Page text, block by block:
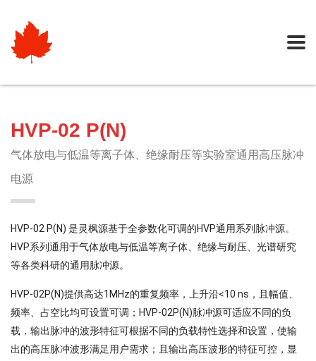
HVP-02 P(N)
气体放电与低温等离子体、绝缘耐压等实验室通用高压脉冲
电源
HVP-02 P(N) 是灵枫源基于全参数化可调的HVP通用系列脉冲源。
HVP系列通用于气体放电与低温等离子体、绝缘与耐压、光谱研究
等各类科研的通用脉冲源。
HVP-02P(N)提供高达1MHz的重复频率，上升沿<10 ns，且幅值、
频率、占空比均可设置可调；HVP-02P(N)脉冲源可适应不同的负
载，输出脉冲的波形特征可根据不同的负载特性选择和设置，使输
出的高压脉冲波形满足用户需求；且输出高压波形的特征可控，显